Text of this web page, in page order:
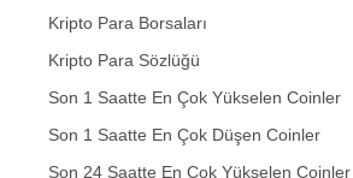
Kripto Para Borsaları
Kripto Para Sözlüğü
Son 1 Saatte En Çok Yükselen Coinler
Son 1 Saatte En Çok Düşen Coinler
Son 24 Saatte En Çok Yükselen Coinler